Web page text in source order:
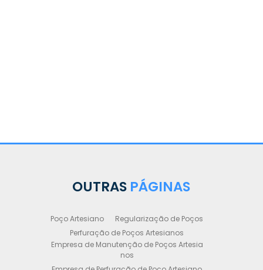
OUTRAS PÁGINAS
Poço Artesiano
Regularização de Poços
Perfuração de Poços Artesianos
Empresa de Manutenção de Poços Artesia
nos